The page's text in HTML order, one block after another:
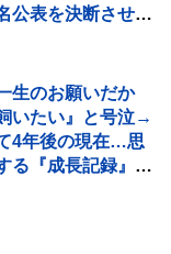
公表を決断させ
生のお願いだか
いたい』と号泣→
4年後の現在…思
る『成長記録』が